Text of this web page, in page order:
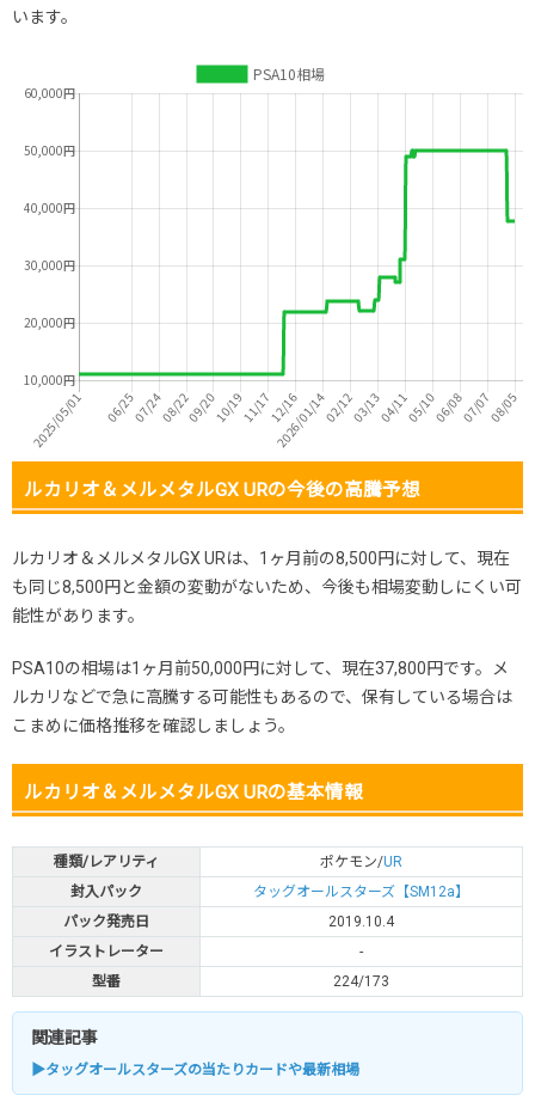
います。
ルカリオ＆メルメタルGX URの今後の高騰予想
ルカリオ＆メルメタルGX URは、1ヶ月前の8,500円に対して、現在
も同じ8,500円と金額の変動がないため、今後も相場変動しにくい可
能性があります。
PSA10の相場は1ヶ月前50,000円に対して、現在37,800円です。メ
ルカリなどで急に高騰する可能性もあるので、保有している場合は
こまめに価格推移を確認しましょう。
ルカリオ＆メルメタルGX URの基本情報
種類/レアリティ ポケモン/UR
封入パック
タッグオールスターズ【SM12a】
パック発売日
2019.10.4
イラストレーター
-
型番
224/173
関連記事
▶タッグオールスターズの当たりカードや最新相場